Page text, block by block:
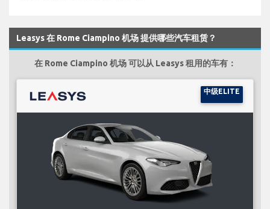
Leasys 在 Rome Ciampino 机场 提供哪些汽车租赁？
在 Rome Ciampino 机场 可以从 Leasys 租用的车有：
中级ELITE